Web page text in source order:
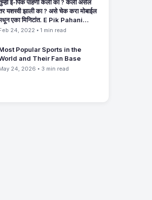
ई-पिक पाहणी केली का ? केली असेल
यशस्वी झाली का ? असे चेक करा मोबाईल
एका मिनिटांत. E Pik Pahani
Check
24, 2022 • 1 min read
Popular Sports in the
and Their Fan Base
24, 2026 • 3 min read